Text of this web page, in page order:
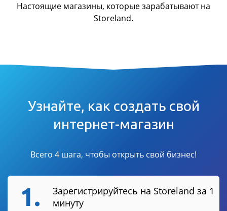
Настоящие магазины, которые зарабатывают на
Storeland.
Узнайте, как создать свой
интернет-магазин
Всего 4 шага, чтобы открыть свой бизнес!
1.
Зарегистрируйтесь на Storeland за 1
минуту